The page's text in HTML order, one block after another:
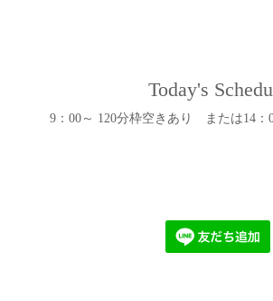
Today's
9：00～ 120分枠空きあり または14：